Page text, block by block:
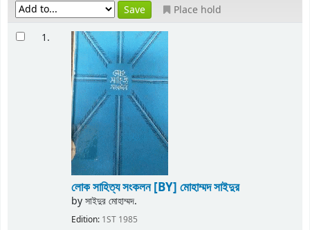
Place hold
1.
লোক সাহিত্য সংকলন[BY] মোহাম্মদ সাইদুর
byসাইদুর মোহাম্মদ.
Edition: 1ST 1985